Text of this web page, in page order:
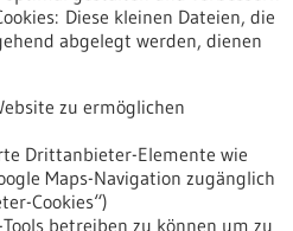
Diese kleinen Dateien, die
abgelegt werden, dienen
zu ermöglichen
Drittanbieter-Elemente wie
Maps-Navigation zugänglich
Cookies“)
betreiben zu können um zu